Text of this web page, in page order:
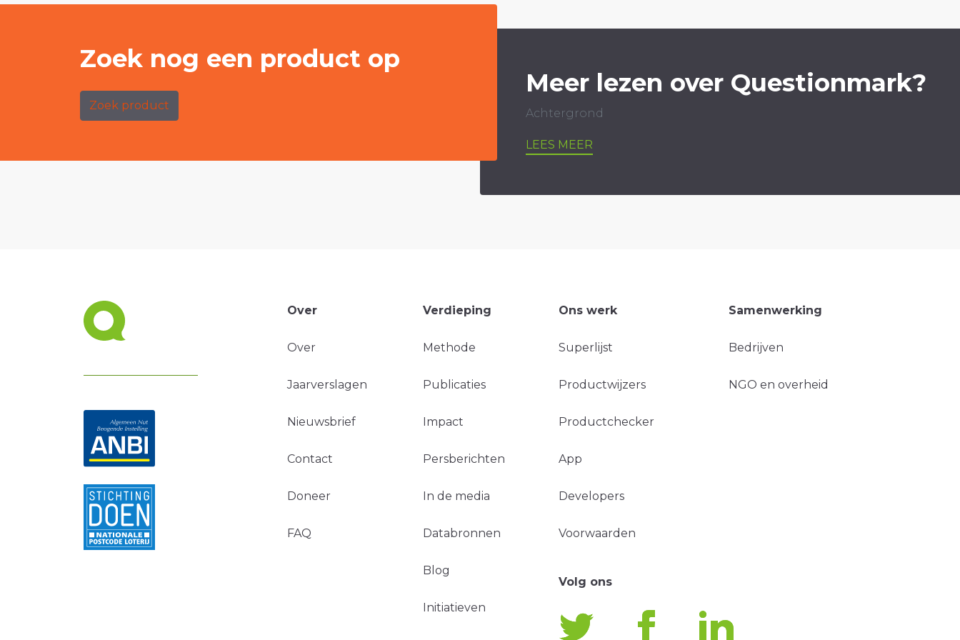
Zoek nog een product op
Zoek product
Meer lezen over Questionmark?
Achtergrond
LEES MEER
Over
Over
Jaarverslagen
Nieuwsbrief
Contact
Doneer
FAQ
Verdieping
Methode
Publicaties
Impact
Persberichten
In de media
Databronnen
Blog
Initiatieven
Ons werk
Superlijst
Productwijzers
Productchecker
App
Developers
Voorwaarden
Samenwerking
Bedrijven
NGO en overheid
Volg ons